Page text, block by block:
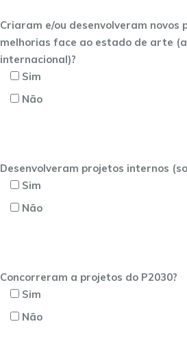
Criaram e/ou desenvolveram novos
melhorias face ao estado de arte
internacional)?
Sim
Não
Desenvolveram projetos internos
Sim
Não
Concorreram a projetos do P2030?
Sim
Não